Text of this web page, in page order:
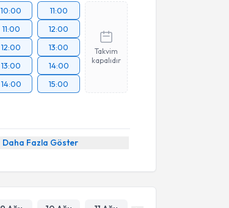
10:00
11:00
12:00
13:00
14:00
11:00
12:00
13:00
14:00
15:00
Takvim
kapalıdır
Daha Fazla Göster